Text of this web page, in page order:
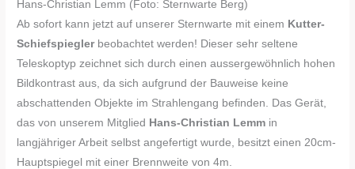
Hans-Christian Lemm (Foto: Sternwarte Berg)
Ab sofort kann jetzt auf unserer Sternwarte mit einem Kutter-
Schiefspieglerbeobachtet werden! Dieser sehr seltene
Teleskoptyp zeichnet sich durch einen aussergewöhnlich hohen
Bildkontrast aus, da sich aufgrund der Bauweise keine
abschattenden Objekte im Strahlengang befinden. Das Gerät,
das von unserem Mitglied Hans-Christian Lemm in
langjähriger Arbeit selbst angefertigt wurde, besitzt einen 20cm-
Hauptspiegel mit einer Brennweite von 4m.